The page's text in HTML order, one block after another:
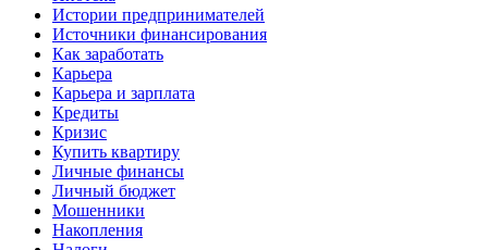
Истории предпринимателей
Источники финансирования
Как заработать
Карьера
Карьера и зарплата
Кредиты
Кризис
Купить квартиру
Личные финансы
Личный бюджет
Мошенники
Накопления